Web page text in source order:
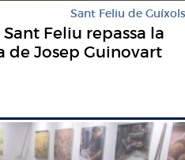
Sant Feliu de Guíxols
Feliu repassa la
Josep Guinovart